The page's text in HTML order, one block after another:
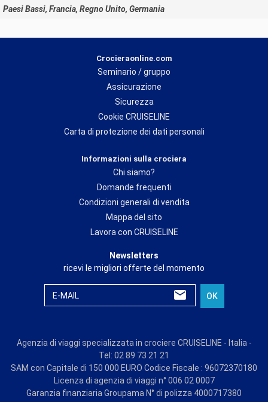
Paesi Bassi, Francia, Regno Unito, Germania
Crocieraonline.com
Seminario / gruppo
Assicurazione
Sicurezza
Cookie CRUISELINE
Carta di protezione dei dati personali
Informazioni sulla crociera
Chi siamo?
Domande frequenti
Condizioni generali di vendita
Mappa del sito
Lavora con CRUISELINE
Newsletters
ricevi le migliori offerte del momento
E-MAIL OK
Agenzia di viaggi specializzata in crociere CRUISELINE - Italia -
Tel: 02 89 73 21 21
SAM con Capitale di 150 000 EURO Codice Fiscale : 96072370180
Licenza di agenzia di viaggi n° 006 02 0007
Garanzia finanziaria Groupama N° di polizza 4000717380